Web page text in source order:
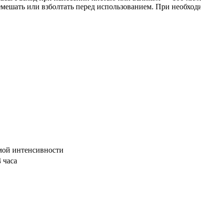
или взболтать перед использованием. При
интенсивности